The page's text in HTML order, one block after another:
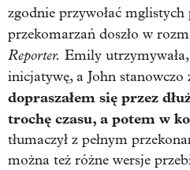
zgodnie przywołać
przekomarzań doszło w
Reporter. Emily utrzymywała,
inicjatywę, a John stanowczo
dopraszałem się przez
trochę czasu, a potem w
tłumaczył z pełnym
można też różne wersje